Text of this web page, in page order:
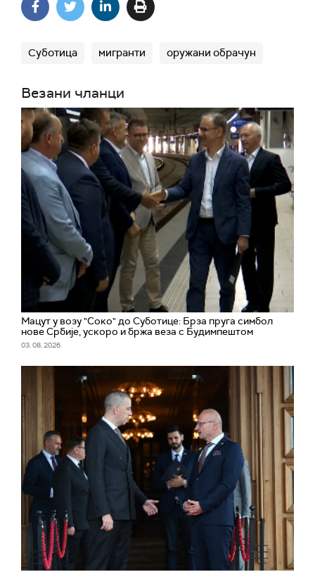
Суботица мигранти оружани обрачун
Везани чланци
Мацут у возу "Соко" до Суботице: Брза пруга симбол
нове Србије, ускоро и бржа веза с Будимпештом
03. 08. 2026.